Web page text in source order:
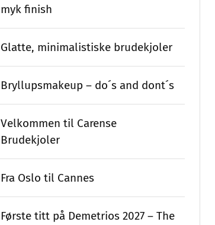
myk finish
Glatte, minimalistiske brudekjoler
Bryllupsmakeup – do´s and dont´s
Velkommen til Carense
Brudekjoler
Fra Oslo til Cannes
Første titt på Demetrios 2027 – The